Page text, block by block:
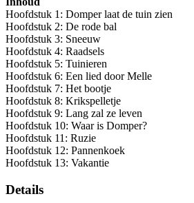
Hoofdstuk 1: Domper laat de tuin zien
Hoofdstuk 2: De rode bal
Hoofdstuk 3: Sneeuw
Hoofdstuk 4: Raadsels
Hoofdstuk 5: Tuinieren
Hoofdstuk 6: Een lied door Melle
Hoofdstuk 7: Het bootje
Hoofdstuk 8: Krikspelletje
Hoofdstuk 9: Lang zal ze leven
Hoofdstuk 10: Waar is Domper?
Hoofdstuk 11: Ruzie
Hoofdstuk 12: Pannenkoek
Hoofdstuk 13: Vakantie
Details